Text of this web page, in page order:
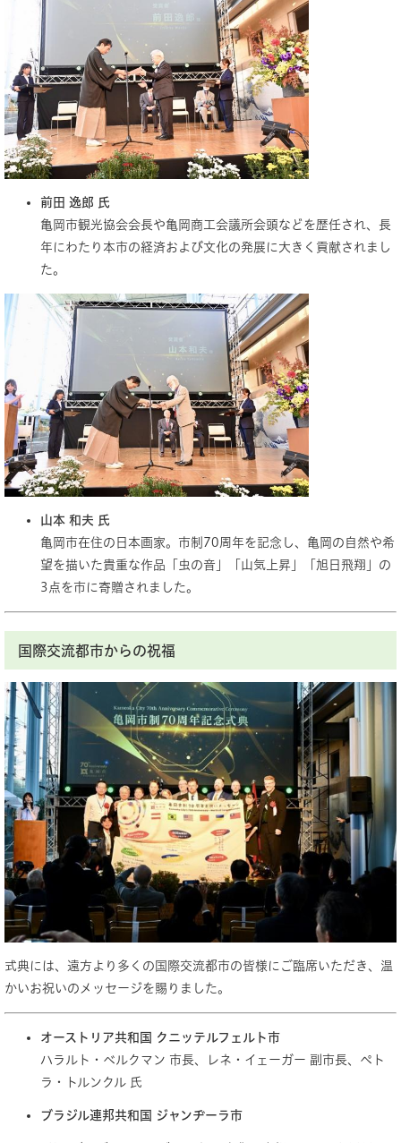
前田 逸郎 氏
亀岡市観光協会会長や亀岡商工会議所会頭などを歴任され、長
年にわたり本市の経済および文化の発展に大きく貢献されまし
た。
山本 和夫 氏
亀岡市在住の日本画家。市制70周年を記念し、亀岡の自然や希
望を描いた貴重な作品「虫の音」「山気上昇」「旭日飛翔」の
3点を市に寄贈されました。
国際交流都市からの祝福
式典には、遠方より多くの国際交流都市の皆様にご臨席いただき、温
かいお祝いのメッセージを賜りました。
オーストリア共和国 クニッテルフェルト市
ハラルト・ベルクマン 市長、レネ・イェーガー 副市長、ペト
ラ・トルンクル 氏
ブラジル連邦共和国 ジャンヂーラ市